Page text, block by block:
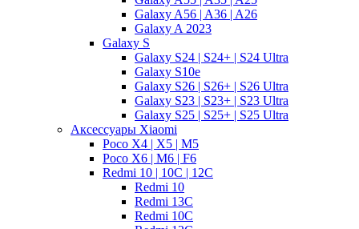
Galaxy A56 | A36 | A26
Galaxy A 2023
Galaxy S
Galaxy S24 | S24+ | S24 Ultra
Galaxy S10e
Galaxy S26 | S26+ | S26 Ultra
Galaxy S23 | S23+ | S23 Ultra
Galaxy S25 | S25+ | S25 Ultra
Аксессуары Xiaomi
Poco X4 | X5 | M5
Poco X6 | M6 | F6
Redmi 10 | 10C | 12C
Redmi 10
Redmi 13C
Redmi 10C